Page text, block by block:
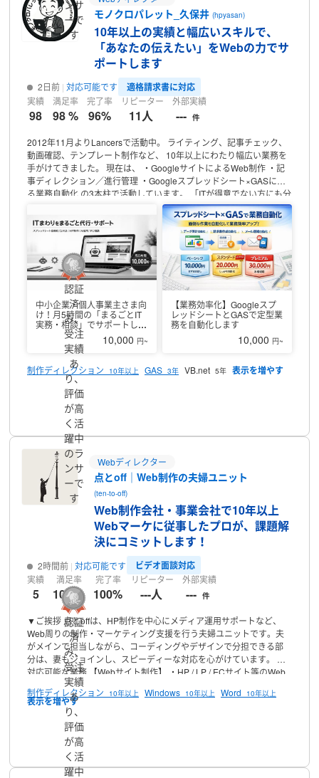
ンサ
ーで
す
モノクロパレット_久保井(hpyasan)
10年以上の実績と幅広いスキルで、
「あなたの伝えたい」をWebの力でサ
ポートします
2日前 対応可能です 適格請求書に対応
実績
98
満足率
98 %
完了率
96%
リピーター
11人
外部実績
--- 件
2012年11月よりLancersで活動中。
ライティング、記事チェック、
動画確認、テンプレート制作など、
10年以上にわたり幅広い業務を
手がけてきました。
現在は、 ・GoogleサイトによるWeb制作 ・記
事ディレクション／進行管理 ・Googleスプレッドシート×GASによ
る業務自動化 の3本柱で活動しています。
「ITが得意でない方にも分
「現場で実際に使い続けられる仕組みづくり」を大切
にしています。━━━━━━━━━━━━━━━◆ Googleサイト
でのホームページ作成 ◆━━━━━━━━━━━━━━━Google
アカウントがあれば、無料かつスマホ対応のWebサイトをスピーデ
ィーに作成できます。構成提案から素材選定、画像作成、操作レク
チャーまで一貫して丁寧に対応します。【対応例】・個人店舗／教
室／学校ゼミ・社内マニュアル／FAQ／同窓会サイト など
・限定公
開サイト対応（Googleアカウント必須）
・更新を前提とした操作レクチャー
・個人ランサー＋AI活用による
低価格対応━━━━━━━━━━━━◆ 記事ディレクション・進行
━━━━━━━━━━━━
旅行系メディアにて10年以上、
ライター募集から納品管理までの進行管理を担当してきました。
GoogleスプレッドシートとGASを活用し、
仕組みを構築できます。【対応内容】・ライター募集／登録／テス
ト記事確認・記事進行管理・納期調整
（Googleサイト）
への通知連携━━━━━━━━━━━━
シート×GAS） ◆
ト業務で発生する手作業や繰り返し作業、確認作業を自動化しま
す。「何を自動化できるか分からない」
という方もご安心ください。
し、 無理なく導入できる形で自動化をご提案・構築します。
化例】
・データ集計・転記の自動化
ク／判定処理の自動化
・Gmail／Chatworkとの通知連携
━━━━━━━━━━━━・スポット対応／トライアル歓迎・小規
模案件のご相談もOK「まずは相談だけ」でも問題ありません。お気
軽にご連絡ください。
中小企業・個人事業主さま向
け！月5時間の「まるごとIT
実務・相談」でサポートしま
10,000 円~
【業務効率化】Googleスプ
レッドシートとGASで定型業
務を自動化します
10,000 円~
制作ディレクション 10年以上 GAS 3年 VB.net 5年
認証
済
み、
受注
実績
あ
り、
評価
が高
く活
躍中
のラ
ンサ
ーで
す
Webディレクター
点とoff｜Web制作の夫婦ユニット
(ten-to-off)
Web制作会社・事業会社で10年以上
Webマーケに従事したプロが、課題解
決にコミットします！
2時間前 対応可能です ビデオ面談対応
実績
5
満足率
100 %
完了率
100%
リピーター
---人
外部実績
--- 件
▼ご挨拶 点とoffは、HP制作を中心にメディア運用サポートなど、
Web周りの制作・マーケティング支援を行う夫婦ユニットです。夫
がメインで担当しながら、コーディングやデザインで分担できる部
分は、妻もジョインし、スピーディーな対応を心がけています。
▼
対応可能な業務 【Webサイト制作】
・HP / LP / ECサイト等のWeb
・ノーコード（STUDIO/ Framer）を使ったコスパ重視の
Web制作・HTML5 / CSS3 / JavaScript 等を使ったコーディング業務
・Webデザイン制作（Figmaを中心に使用）
・チラシ / 名刺 / バナー / ロゴ / サムネイル等
・SEO分析・改善立案
用 / サポート / 戦略
新規制作してみたい！
頼度アップを目指したい！
制作ディレクション 10年以上 Windows 10年以上 Word 10年以上
認証
済
み、
受注
実績
あ
り、
評価
が高
く活
躍中